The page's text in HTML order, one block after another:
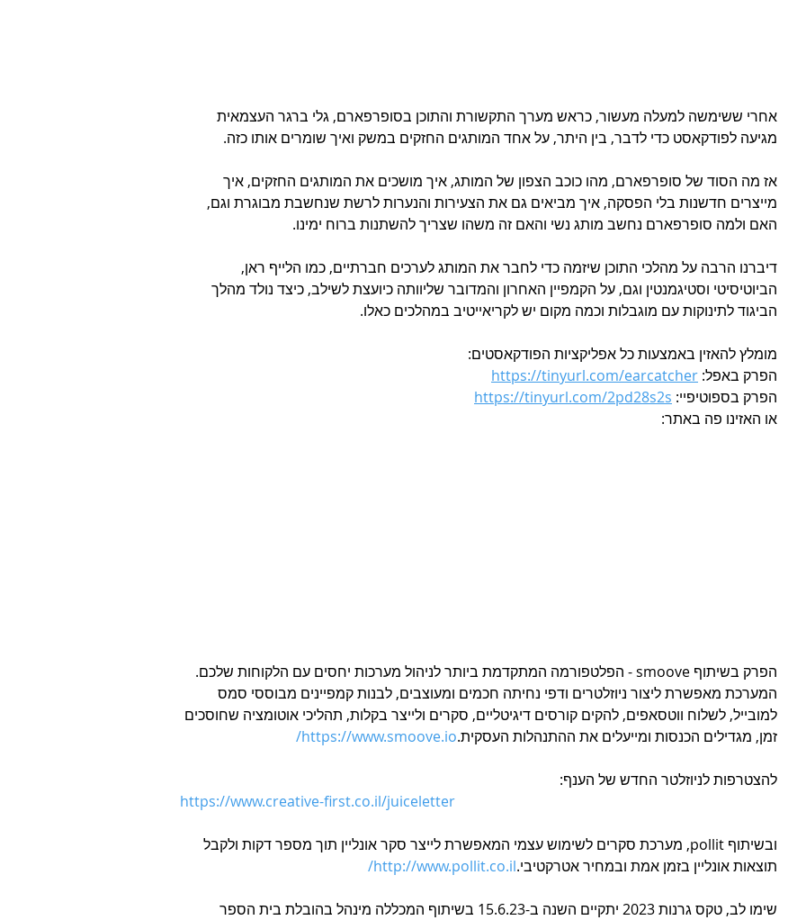
אחרי ששימשה למעלה מעשור, כראש מערך התקשורת והתוכן בסופרפארם, גלי ברגר העצמאית
מגיעה לפודקאסט כדי לדבר, בין היתר, על אחד המותגים החזקים במשק ואיך שומרים אותו כזה.
אז מה הסוד של סופרפארם, מהו כוכב הצפון של המותג, איך מושכים את המותגים החזקים, איך
מייצרים חדשנות בלי הפסקה, איך מביאים גם את הצעירות והנערות לרשת שנחשבת מבוגרת וגם,
האם ולמה סופרפארם נחשב מותג נשי והאם זה משהו שצריך להשתנות ברוח ימינו.
דיברנו הרבה על מהלכי התוכן שיזמה כדי לחבר את המותג לערכים חברתיים, כמו הלייף ראן,
הביוטיסיטי וסטיגמנטין וגם, על הקמפיין האחרון והמדובר שליוותה כיועצת לשילב, כיצד נולד מהלך
הביגוד לתינוקות עם מוגבלות וכמה מקום יש לקריאייטיב במהלכים כאלו.
מומלץ להאזין באמצעות כל אפליקציות הפודקאסטים:
הפרק באפל: https://tinyurl.com/earcatcher
הפרק בספוטיפיי: https://tinyurl.com/2pd28s2s
או האזינו פה באתר:
הפרק בשיתוף smoove - הפלטפורמה המתקדמת ביותר לניהול מערכות יחסים עם הלקוחות שלכם.
המערכת מאפשרת ליצור ניוזלטרים ודפי נחיתה חכמים ומעוצבים, לבנות קמפיינים מבוססי סמס
למובייל, לשלוח ווטסאפים, להקים קורסים דיגיטליים, סקרים ולייצר בקלות, תהליכי אוטומציה שחוסכים
זמן, מגדילים הכנסות ומייעלים את ההתנהלות העסקית.https://www.smoove.io/
להצטרפות לניוזלטר החדש של הענף:
https://www.creative-first.co.il/juiceletter
ובשיתוף pollit, מערכת סקרים לשימוש עצמי המאפשרת לייצר סקר אונליין תוך מספר דקות ולקבל
תוצאות אונליין בזמן אמת ובמחיר אטרקטיבי.http://www.pollit.co.il/
שימו לב, טקס גרנות 2023 יתקיים השנה ב-15.6.23 בשיתוף המכללה מינהל בהובלת בית הספר